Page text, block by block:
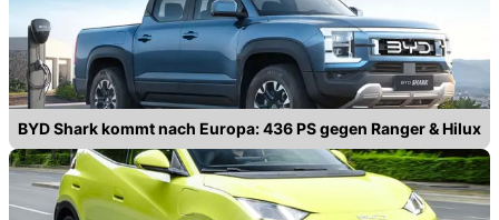
BYD Shark kommt nach Europa: 436 PS gegen Ranger & Hilux